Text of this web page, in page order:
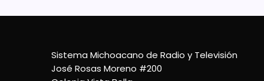
Sistema Michoacano de Radio y Televisión
José Rosas Moreno #200